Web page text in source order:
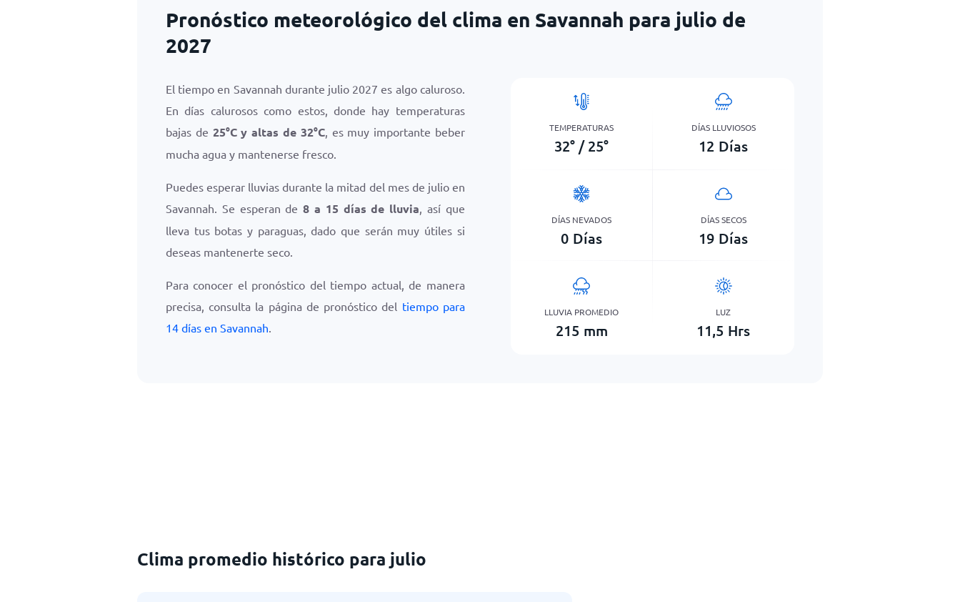
Pronóstico meteorológico del clima en Savannah para julio de
2027
El tiempo en Savannah durante julio 2027 es algo caluroso.
En días calurosos como estos, donde hay temperaturas
bajas de 25°Cy altas de 32°C, es muy importante beber
mucha agua y mantenerse fresco.
Puedes esperar lluvias durante la mitad del mes de julio en
Savannah. Se esperan de8 a 15 días de lluvia, así que
lleva tus botas y paraguas, dado que serán muy útiles si
deseas mantenerte seco.
Para conocer el pronóstico del tiempo actual, de manera
precisa, consulta la página de pronóstico del tiempo para
14 días en Savannah.
TEMPERATURAS
32° / 25°
DÍAS LLUVIOSOS
12 Días
DÍAS NEVADOS
0 Días
DÍAS SECOS
19 Días
LLUVIA PROMEDIO
215 mm
LUZ
11,5 Hrs
Clima promedio histórico para julio